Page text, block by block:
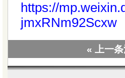
https://
jmxRNm92Scxw
« 上一